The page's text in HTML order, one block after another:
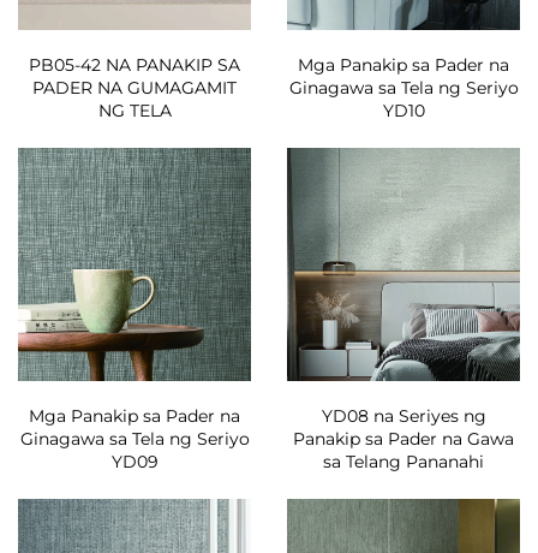
PB05-42 NA PANAKIP SA
PADER NA GUMAGAMIT
NG TELA
Mga Panakip sa Pader na
Ginagawa sa Tela ng Seriyo
YD10
Mga Panakip sa Pader na
Ginagawa sa Tela ng Seriyo
YD09
YD08 na Seriyes ng
Panakip sa Pader na Gawa
sa Telang Pananahi